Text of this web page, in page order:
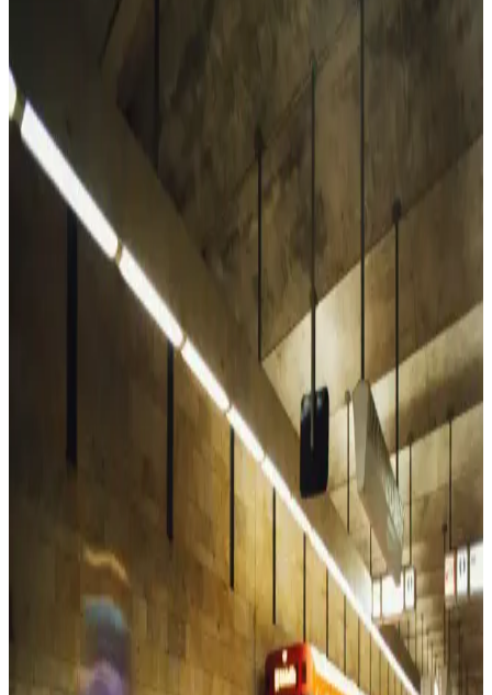
Naked & Famous Rainbow Core kadın selvedge kot pantolonları,
solmalarını öne çıkarıyor.
Alya Underwear Kadın Pamuklu Hipster Slip
Külotları Günlük Konfor ve Dayanıklılık İçin
Alya Underwear'in pamuklu kadın hipster slipleri, 10 renk
seçeneğiyle, yumuşak ve dayanıklı yapısıyla günlük rahatlık sunar,
uzun ömürlü ve şık bir iç giyim seçeneği sağlar.
Vaen Kadın Pamuk Elastan Likralı Sıfır Kol Atlet:
Günlük Şıklık ve Konfor Bir Arada
Vaen markasının pamuk elastan likralı atletleri, yumuşak ve nefes
alabilir kumaşıyla gün boyu konfor sağlar, şık tasarımıyla her
Laviyonsa Hasır Yazlık Vizör Şapka: Yaz Aylarında
Güneşten Koruyan Şık ve Pratik Tasarım
Laviyonsa hasır vizör şapka, hafif ve şık tasarımıyla yaz aylarında
güneşten koruyan ideal bir aksesuar. Uzun siperliği ve hava akışını
kolaylaştıran yapısıyla konfor sağlar.
Pierre Cardin Kahverengi Monogram Kadın Omuz
Çantası Günlük Kullanım İçin Uygun
Pierre Cardin'in kahverengi monogram kadın omuz çantası, şıklık ve
fonksiyonelliği bir arada sunar. Geniş iç hacmi ve ayarlanabilir
askısıyla günlük kullanım için ideal, dayanıklı suni deri malzeme ile
tasarlanmıştır.